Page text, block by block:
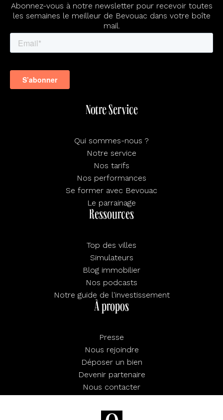
Notre Service
Qui sommes-nous ?
Notre service
Nos tarifs
Nos performances
Se former avec Bevouac
Le parrainage
Ressources
Top des villes
Simulateurs
Blog immobilier
Nos podcasts
Notre guide de l'investissement
À propos
Presse
Nous rejoindre
Déposer un bien
Devenir partenaire
Nous contacter
Abonnez-vous à notre newsletter pour recevoir toutes
les semaines le meilleur de Bevouac dans votre boîte
mail.